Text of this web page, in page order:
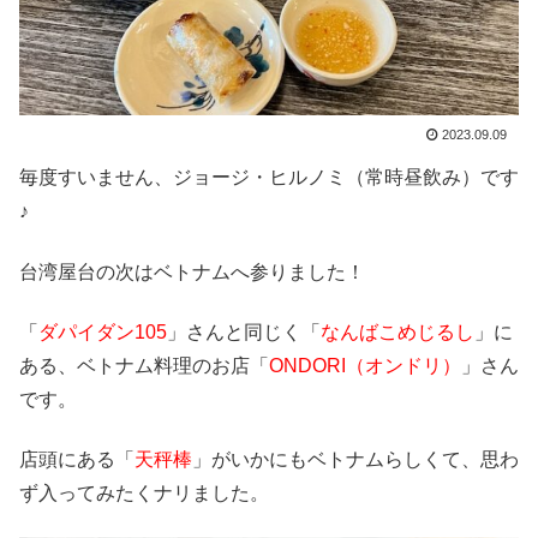
2023.09.09
毎度すいません、ジョージ・ヒルノミ（常時昼飲み）です
♪
台湾屋台の次はベトナムへ参りました！
「 ダパイダン105 」さんと同じく「 なんばこめじるし 」に
ある、ベトナム料理のお店「 ONDORI（オンドリ）
」さん
です。
店頭にある「 天秤棒 」がいかにもベトナムらしくて、思わ
ず入ってみたくナリました。